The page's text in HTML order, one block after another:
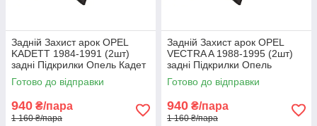
Задній Захист арок OPEL
KADETT 1984-1991 (2шт)
задні Підкрилки Опель Кадет
пара задніх
Готово до відправки
940 ₴/пара
1 160 ₴/пара
Задній Захист арок OPEL
VECTRA A 1988-1995 (2шт)
задні Підкрилки Опель
Вектра А пара задніх
Готово до відправки
940 ₴/пара
1 160 ₴/пара